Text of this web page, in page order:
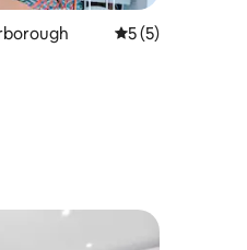
77 commentaires : 4,78 sur 5
Évaluation
5 (5)